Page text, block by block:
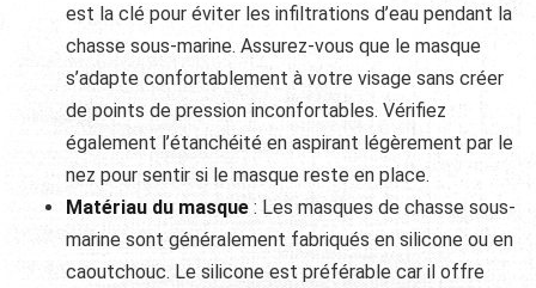
est la clé pour éviter les infiltrations d’eau pendant la
chasse sous-marine. Assurez-vous que le masque
s’adapte confortablement à votre visage sans créer
de points de pression inconfortables. Vérifiez
également l’étanchéité en aspirant légèrement par le
nez pour sentir si le masque reste en place.
Matériau du masque : Les masques de chasse sous-
marine sont généralement fabriqués en silicone ou en
caoutchouc. Le silicone est préférable car il offre